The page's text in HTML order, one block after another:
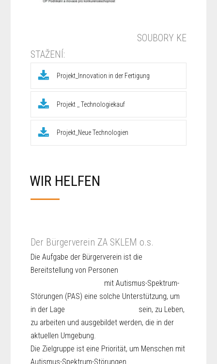
SOUBORY KE
STAŽENÍ:
Projekt_Innovation in der Fertigung
Projekt _ Technologiekauf
Projekt_Neue Technologien
WIR HELFEN
Der Bürgerverein ZA SKLEM o.s.
Die Aufgabe der Bürgerverein ist die
Bereitstellung von Personen
mit Autismus-Spektrum-
Störungen (PAS) eine solche Unterstützung, um
in der Lage sein, zu Leben,
zu arbeiten und ausgebildet werden, die in der
aktuellen Umgebung.
Die Zielgruppe ist eine Priorität, um Menschen mit
Autismus-Spektrum-Störungen.